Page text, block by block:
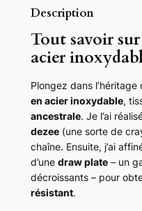
e
r
a
e
l
e
t
V
i
k
i
Description
Tout savoir
acier
Plongez dans
en acier inoxydable,
ancestrale. Je l’ai
dezee(une sorte de
chaîne. Ensuite, j’ai
d’une draw plate– un
décroissants – pour
résistant.